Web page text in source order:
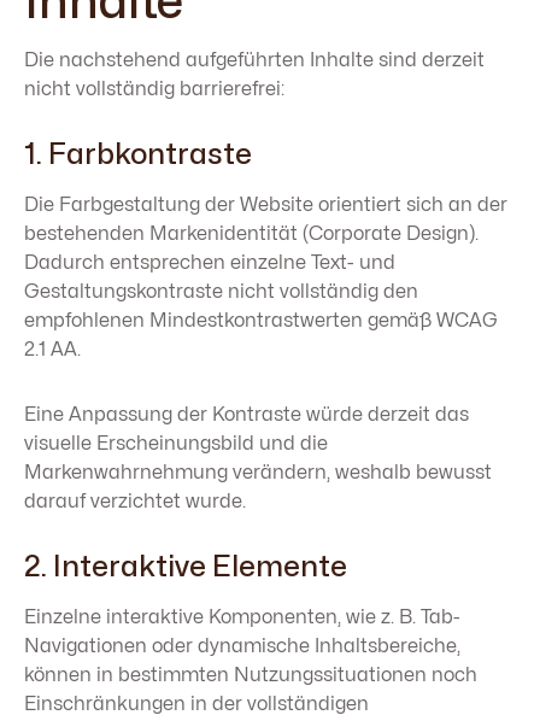
Die nachstehend aufgeführten Inhalte sind derzeit
nicht vollständig barrierefrei:
1. Farbkontraste
Die Farbgestaltung der Website orientiert sich an der
bestehenden Markenidentität (Corporate Design).
Dadurch entsprechen einzelne Text- und
Gestaltungskontraste nicht vollständig den
empfohlenen Mindestkontrastwerten gemäß WCAG
2.1 AA.
Eine Anpassung der Kontraste würde derzeit das
visuelle Erscheinungsbild und die
Markenwahrnehmung verändern, weshalb bewusst
darauf verzichtet wurde.
2. Interaktive Elemente
Einzelne interaktive Komponenten, wie z. B. Tab-
Navigationen oder dynamische Inhaltsbereiche,
können in bestimmten Nutzungssituationen noch
Einschränkungen in der vollständigen